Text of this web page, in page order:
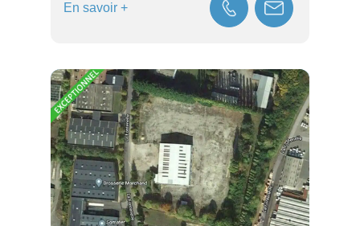
En savoir +